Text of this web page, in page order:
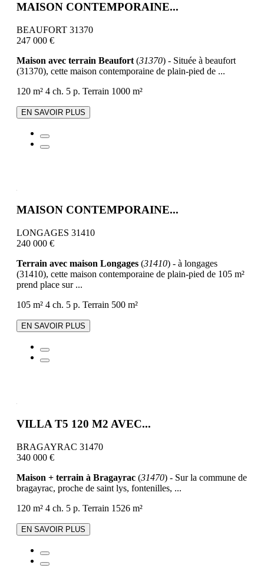
MAISON CONTEMPORAINE...
BEAUFORT 31370
247 000 €
Maison avec terrain Beaufort (31370) - Située à beaufort
(31370), cette maison contemporaine de plain-pied de ...
120 m² 4 ch. 5 p. Terrain 1000 m²
EN SAVOIR PLUS
MAISON CONTEMPORAINE...
LONGAGES 31410
240 000 €
Terrain avec maison Longages (31410) - à longages
(31410), cette maison contemporaine de plain-pied de 105 m²
prend place sur ...
105 m² 4 ch. 5 p. Terrain 500 m²
EN SAVOIR PLUS
VILLA T5 120 M2 AVEC...
BRAGAYRAC 31470
340 000 €
Maison + terrain à Bragayrac (31470) - Sur la commune de
bragayrac, proche de saint lys, fontenilles, ...
120 m² 4 ch. 5 p. Terrain 1526 m²
EN SAVOIR PLUS